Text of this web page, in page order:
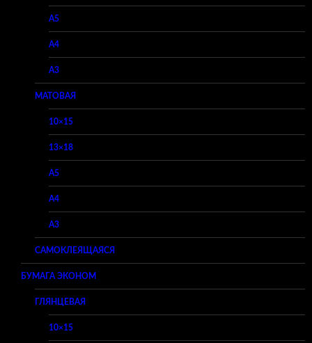
A5
A4
A3
МАТОВАЯ
10×15
13×18
A5
A4
A3
САМОКЛЕЯЩАЯСЯ
БУМАГА ЭКОНОМ
ГЛЯНЦЕВАЯ
10×15